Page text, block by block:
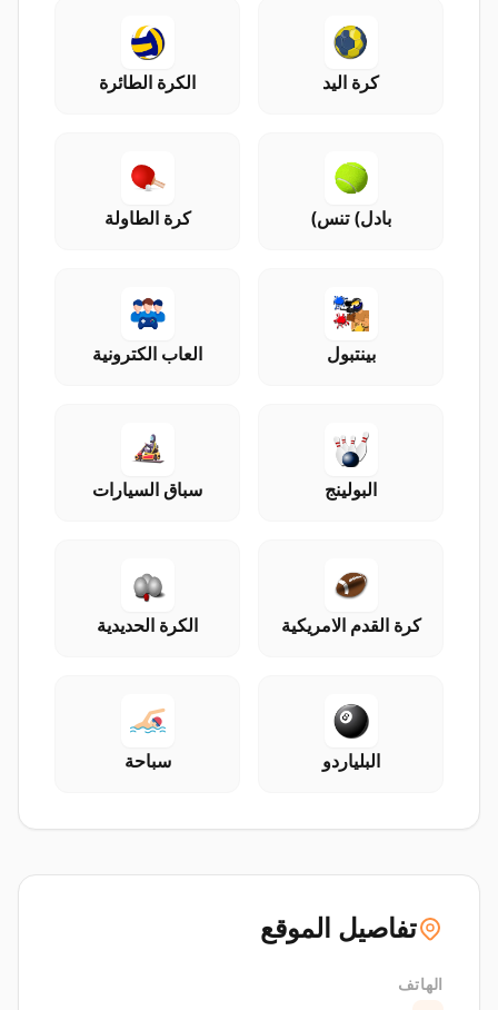
كرة اليد الكرة الطائرة
بادل) تنس) كرة الطاولة
بينتبول العاب الكترونية
البولينج سباق السيارات
كرة القدم الامريكية الكرة الحديدية
البلياردو سباحة
تفاصيل الموقع
الهاتف